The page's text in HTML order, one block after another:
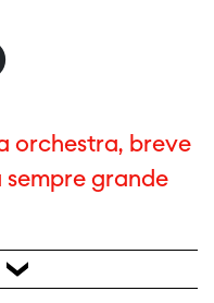
orchestra, breve
sempre grande